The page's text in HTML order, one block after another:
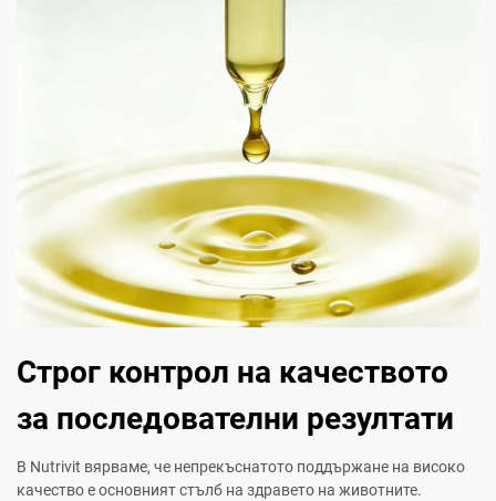
Строг контрол на качеството
за последователни резултати
В Nutrivit вярваме, че непрекъснатото поддържане на високо
качество е основният стълб на здравето на животните.